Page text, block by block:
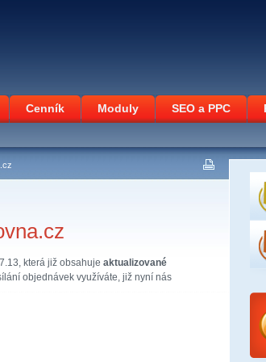
Cenník Moduly SEO a PPC
která již obsahuje aktualizované
objednávek využíváte, již nyní nás